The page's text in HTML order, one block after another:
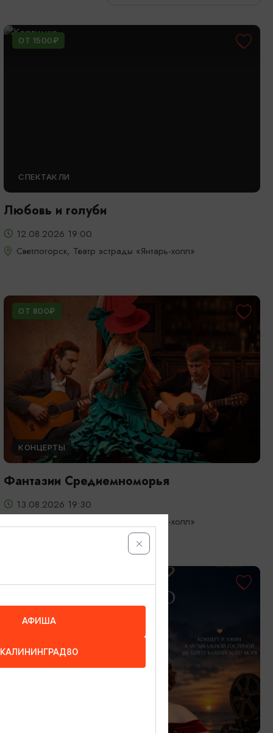
ОТ 1500₽
СПЕКТАКЛИ
Любовь и голуби
12.08.2026 19:00
Светлогорск, Театр эстрады «Янтарь-холл»
ОТ 800₽
КОНЦЕРТЫ
Фантазии Средиемноморья
13.08.2026 19:30
Светлогорск, Театр эстрады «Янтарь-холл»
АФИША
КАЛИНИНГРАД80